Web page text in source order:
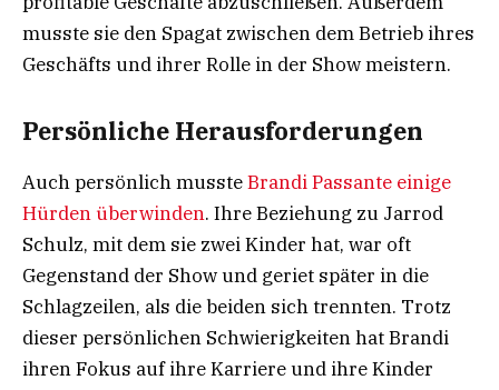
musste sie den Spagat zwischen dem Betrieb ihres
Geschäfts und ihrer Rolle in der Show meistern.
Persönliche Herausforderungen
Auch persönlich mussteBrandi Passante einige
Hürden überwinden. Ihre Beziehung zu Jarrod
Schulz, mit dem sie zwei Kinder hat, war oft
Gegenstand der Show und geriet später in die
Schlagzeilen, als die beiden sich trennten. Trotz
dieser persönlichen Schwierigkeiten hat Brandi
ihren Fokus auf ihre Karriere und ihre Kinder